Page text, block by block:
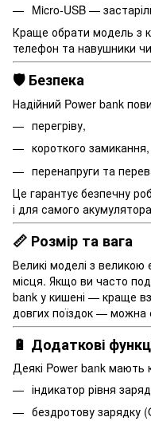
Micro-USB —
Краще обрати модель з
телефон та навушники
🛡️ Безпека
Надійний Power bank
перегріву,
короткого замикання,
перенапруги та
Це гарантує безпечну
і для самого
📏 Розмір та вага
Великі моделі з
місця. Якщо ви часто
bank у кишені — краще
довгих поїздок — можна
🔋 Додаткові
Деякі Power bank мають
індикатор рівня
бездротову зарядку